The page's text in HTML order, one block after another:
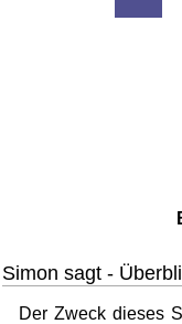
Simon sagt -
Der Zweck dieses